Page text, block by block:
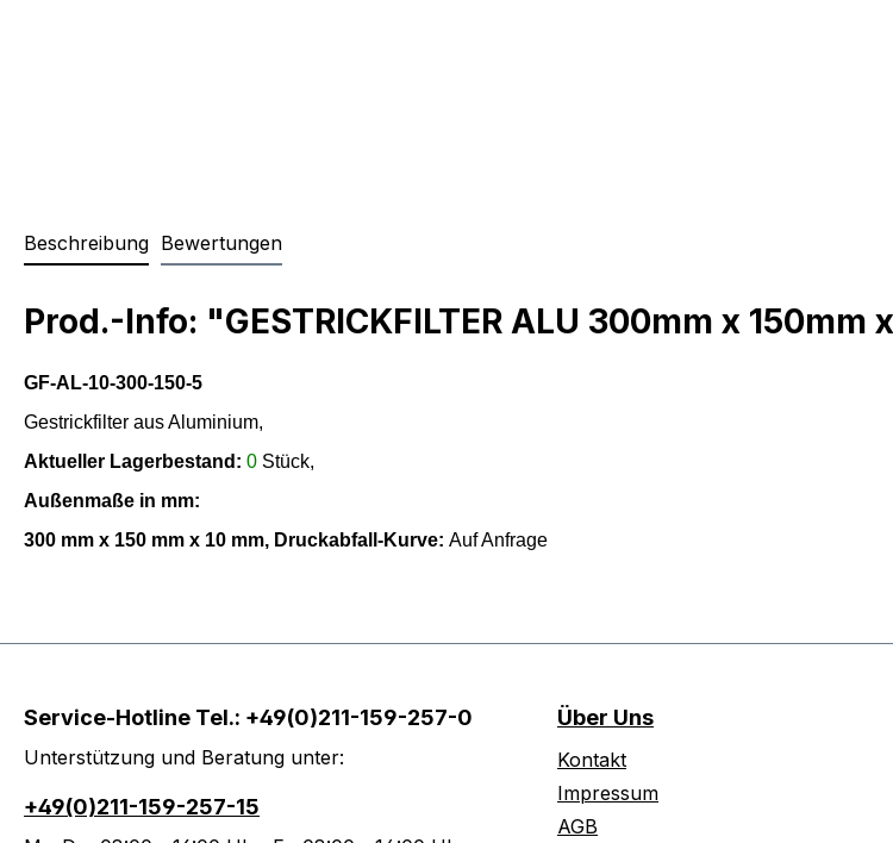
Beschreibung Bewertungen
Prod.-Info: "GESTRICKFILTER ALU 300mm x 150mm
GF-AL-10-300-150-5
Gestrickfilter aus Aluminium,
Aktueller Lagerbestand: 0 Stück,
Außenmaße in mm:
300 mm x 150 mm x 10 mm, Druckabfall-Kurve: Auf Anfrage
Service-Hotline Tel.: +49(0)211-159-257-0
Unterstützung und Beratung unter:
+49(0)211-159-257-15
Über Uns
Kontakt
Impressum
AGB